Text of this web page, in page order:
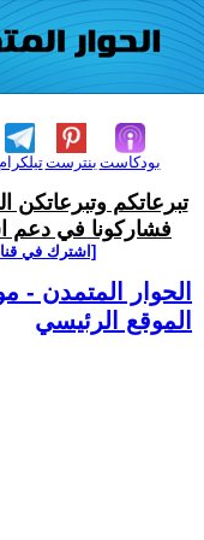
تيلكرامبنترست بودكاست
تبرعاتكم وتبرعاتكن
فشاركونا في دعم
[اشترك في
الحوار المتمدن -
الموقع الرئيسي